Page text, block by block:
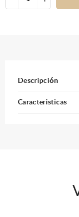
Descripción
Caracteristicas